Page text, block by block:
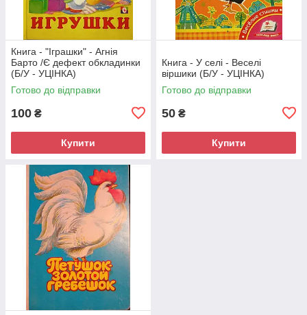
Книга - "Іграшки" - Агнія
Барто /Є дефект обкладинки
(Б/У - УЦІНКА)
Готово до відправки
100 ₴
Купити
Книга - У селі - Веселі
віршики (Б/У - УЦІНКА)
Готово до відправки
50 ₴
Купити